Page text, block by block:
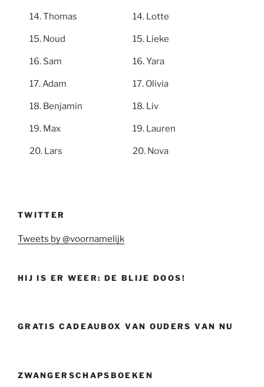
Thomas
Noud
Sam
Adam
Benjamin
Max
Lars
Lotte
Lieke
Yara
Olivia
Liv
Lauren
Nova
TWITTER
Tweets by @voornamelijk
HIJ IS ER WEER: DE BLIJE DOOS!
GRATIS CADEAUBOX VAN OUDERS VAN NU
ZWANGERSCHAPSBOEKEN